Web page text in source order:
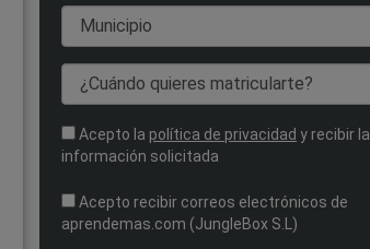
Municipio
¿Cuándo quieres matricularte?
Acepto la política de privacidad y recibir la
información solicitada
Acepto recibir correos electrónicos de
aprendemas.com (JungleBox S.L)